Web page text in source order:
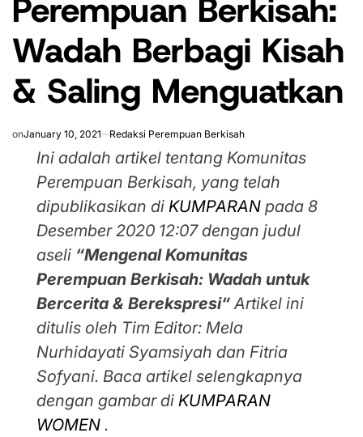
Perempuan Berkisah:
Wadah Berbagi Kisah
& Saling Menguatkan
onJanuary 10, 2021 Redaksi Perempuan Berkisah
Ini adalah artikel tentang Komunitas
Perempuan Berkisah, yang telah
dipublikasikan di KUMPARAN pada 8
Desember 2020 12:07 dengan judul
aseli “Mengenal Komunitas
Perempuan Berkisah: Wadah untuk
Bercerita & Berekspresi“Artikel ini
ditulis oleh Tim Editor: Mela
Nurhidayati Syamsiyah dan Fitria
Sofyani. Baca artikel selengkapnya
dengan gambar di KUMPARAN
WOMEN .